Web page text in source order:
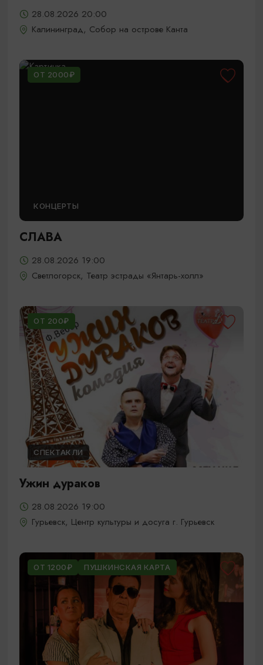
28.08.2026 20:00
Калининград, Собор на острове Канта
ОТ 2000₽
КОНЦЕРТЫ
СЛАВА
28.08.2026 19:00
Светлогорск, Театр эстрады «Янтарь-холл»
ОТ 200₽
СПЕКТАКЛИ
Ужин дураков
28.08.2026 19:00
Гурьевск, Центр культуры и досуга г. Гурьевск
ОТ 1200₽ ПУШКИНСКАЯ КАРТА